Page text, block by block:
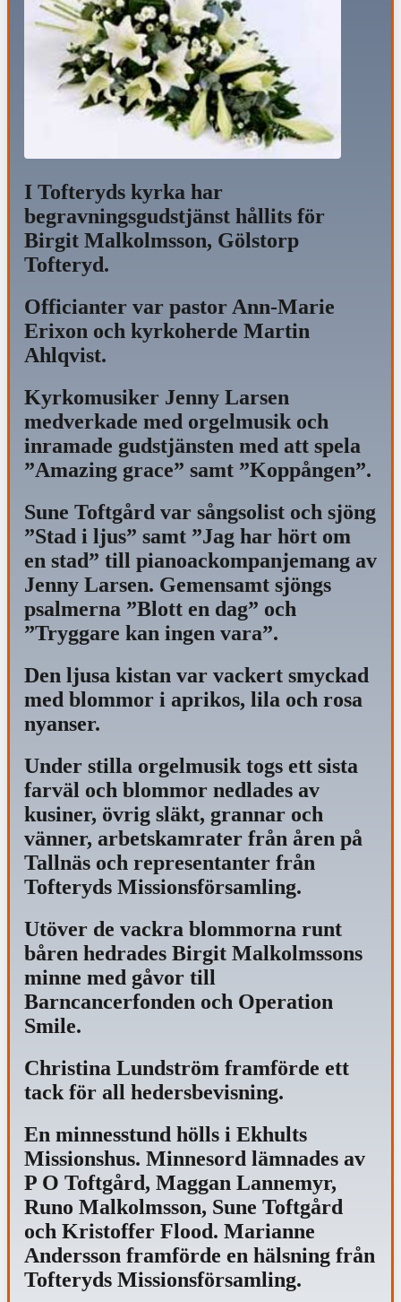
I Tofteryds kyrka har
begravningsgudstjänst hållits för
Birgit Malkolmsson, Gölstorp
Tofteryd.
Officianter var pastor Ann-Marie
Erixon och kyrkoherde Martin
Ahlqvist.
Kyrkomusiker Jenny Larsen
medverkade med orgelmusik och
inramade gudstjänsten med att spela
”Amazing grace” samt ”Koppången”.
Sune Toftgård var sångsolist och sjöng
”Stad i ljus” samt ”Jag har hört om
en stad” till pianoackompanjemang av
Jenny Larsen. Gemensamt sjöngs
psalmerna ”Blott en dag” och
”Tryggare kan ingen vara”.
Den ljusa kistan var vackert smyckad
med blommor i aprikos, lila och rosa
nyanser.
Under stilla orgelmusik togs ett sista
farväl och blommor nedlades av
kusiner, övrig släkt, grannar och
vänner, arbetskamrater från åren på
Tallnäs och representanter från
Tofteryds Missionsförsamling.
Utöver de vackra blommorna runt
båren hedrades Birgit Malkolmssons
minne med gåvor till
Barncancerfonden och Operation
Smile.
Christina Lundström framförde ett
tack för all hedersbevisning.
En minnesstund hölls i Ekhults
Missionshus. Minnesord lämnades av
P O Toftgård, Maggan Lannemyr,
Runo Malkolmsson, Sune Toftgård
och Kristoffer Flood. Marianne
Andersson framförde en hälsning från
Tofteryds Missionsförsamling.